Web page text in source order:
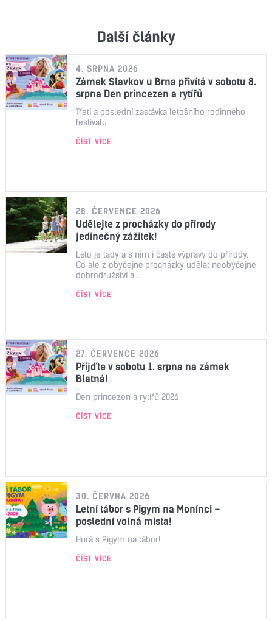
Další články
4. SRPNA 2026
Zámek Slavkov u Brna přivítá v sobotu 8.
srpna Den princezen a rytířů
Třetí a poslední zastávka letošního rodinného
festivalu
ČÍST VÍCE
28. ČERVENCE 2026
Udělejte z procházky do přírody
jedinečný zážitek!
Léto je tady a s ním i časté výpravy do přírody.
Co ale z obyčejné procházky udělat neobyčejné
dobrodružství a ...
ČÍST VÍCE
27. ČERVENCE 2026
Přijďte v sobotu 1. srpna na zámek
Blatná!
Den princezen a rytířů 2026
ČÍST VÍCE
30. ČERVNA 2026
Letní tábor s Pigym na Monínci –
poslední volná místa!
Hurá s Pigym na tábor!
ČÍST VÍCE